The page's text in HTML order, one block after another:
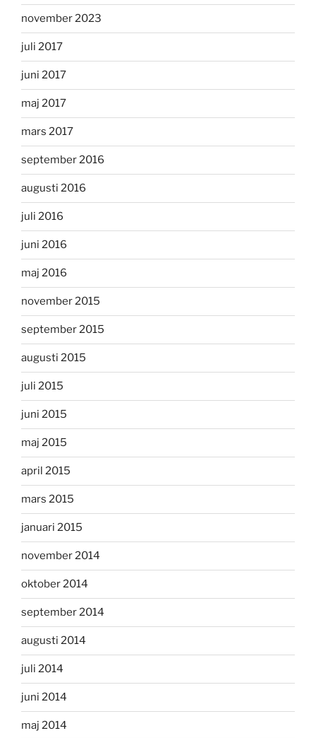
november 2023
juli 2017
juni 2017
maj 2017
mars 2017
september 2016
augusti 2016
juli 2016
juni 2016
maj 2016
november 2015
september 2015
augusti 2015
juli 2015
juni 2015
maj 2015
april 2015
mars 2015
januari 2015
november 2014
oktober 2014
september 2014
augusti 2014
juli 2014
juni 2014
maj 2014